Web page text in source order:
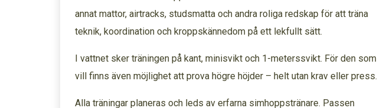
annat mattor, airtracks, studsmatta och andra roliga redskap för att träna
teknik, koordination och kroppskännedom på ett lekfullt sätt.
I vattnet sker träningen på kant, minisvikt och 1-meterssvikt. För den som
vill finns även möjlighet att prova högre höjder – helt utan krav eller press.
Alla träningar planeras och leds av erfarna simhoppstränare. Passen